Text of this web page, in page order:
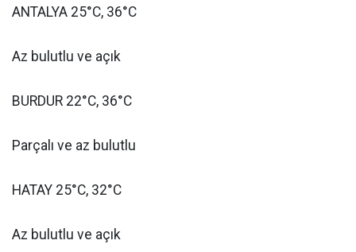
ANTALYA 25°C, 36°C
Az bulutlu ve açık
BURDUR 22°C, 36°C
Parçalı ve az bulutlu
HATAY 25°C, 32°C
Az bulutlu ve açık